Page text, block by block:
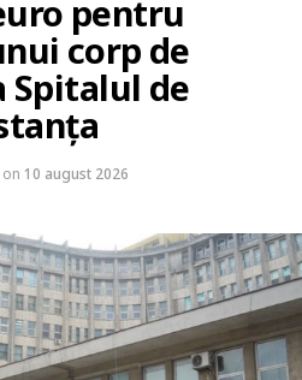
pentru
corp de
Spitalul de
on 10 august 2026